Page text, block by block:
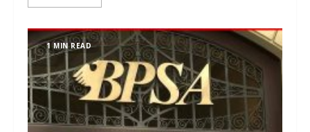
1 MIN READ